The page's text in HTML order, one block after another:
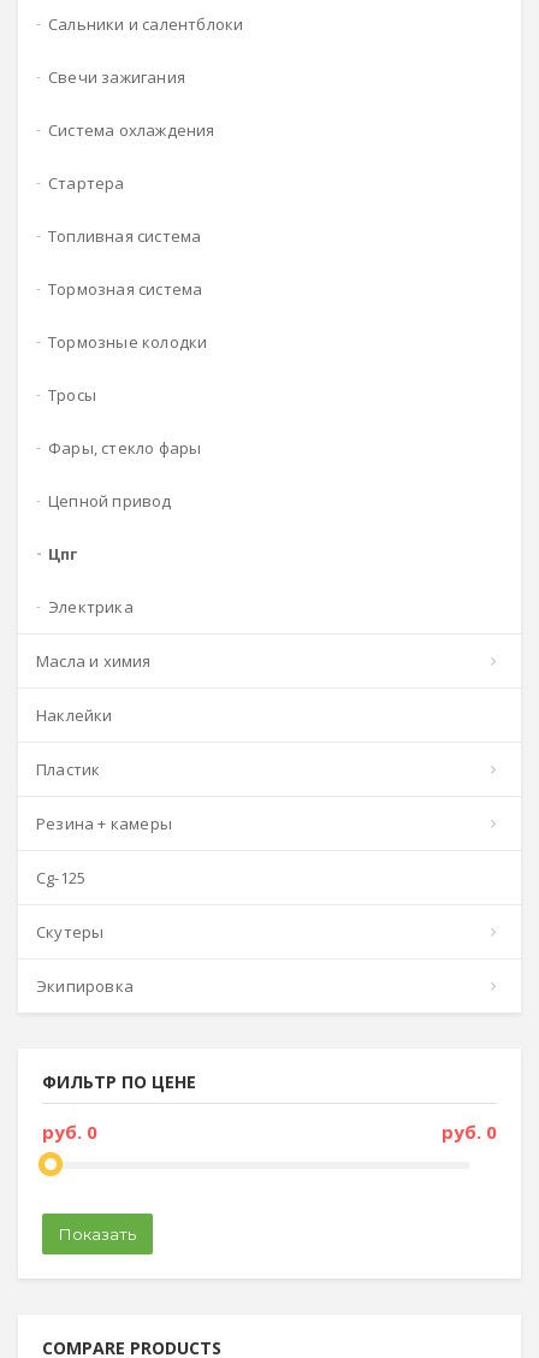
сальники и салентблоки
свечи зажигания
система охлаждения
стартера
топливная система
тормозная система
тормозные колодки
тросы
фары, стекло фары
цепной привод
цпг
электрика
масла и химия
наклейки
пластик
резина + камеры
сg-125
скутеры
экипировка
ФИЛЬТР ПО ЦЕНЕ
руб. 0 руб. 0
Показать
COMPARE PRODUCTS